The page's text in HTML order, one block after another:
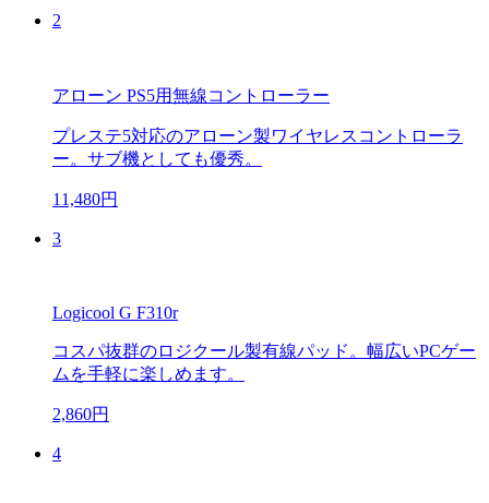
2
アローン PS5用無線コントローラー
プレステ5対応のアローン製ワイヤレスコントローラ
ー。サブ機としても優秀。
11,480円
3
Logicool G F310r
コスパ抜群のロジクール製有線パッド。幅広いPCゲー
ムを手軽に楽しめます。
2,860円
4